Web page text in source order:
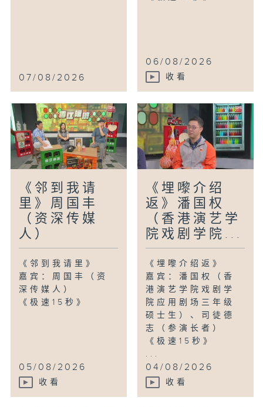
07/08/2026
06/08/2026
收看
《邻到我请
里》周国丰
（资深传媒
人）
《邻到我请里》
嘉宾：周国丰（资
深传媒人）
《极速15秒》
05/08/2026
收看
《埋嚟介绍
返》潘国权
（香港演艺学
院戏剧学院...
《埋嚟介绍返》
嘉宾：潘国权（香
港演艺学院戏剧学
院应用剧场三年级
硕士生）、司徒德
志（参演长者）
《极速15秒》
...
04/08/2026
收看